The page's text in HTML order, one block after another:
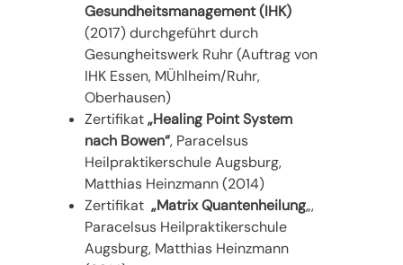
Gesundheitsmanagement (IHK)
(2017) durchgeführt durch
Gesungheitswerk Ruhr (Auftrag von
IHK Essen, MÜhlheim/Ruhr,
Oberhausen)
Zertifikat„Healing Point System
nach Bowen“, Paracelsus
Heilpraktikerschule Augsburg,
Matthias Heinzmann (2014)
Zertifikat „Matrix Quantenheilung„,
Paracelsus Heilpraktikerschule
Augsburg, Matthias Heinzmann